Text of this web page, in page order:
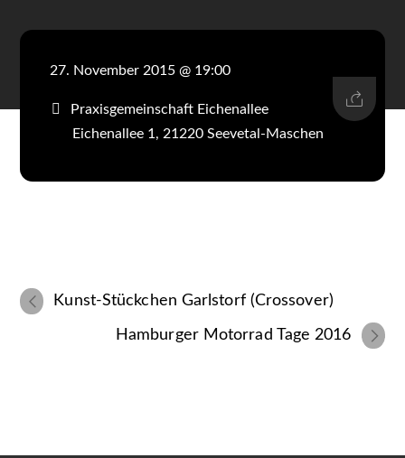
27. November 2015 @ 19:00
Praxisgemeinschaft Eichenallee
Eichenallee 1, 21220 Seevetal-Maschen
Kunst-Stückchen Garlstorf (Crossover)
Hamburger Motorrad Tage 2016